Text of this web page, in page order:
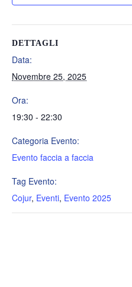
DETTAGLI
Data:
Novembre 25, 2025
Ora:
19:30 - 22:30
Categoria Evento:
Evento faccia a faccia
Tag Evento:
Cojur, Eventi, Evento 2025